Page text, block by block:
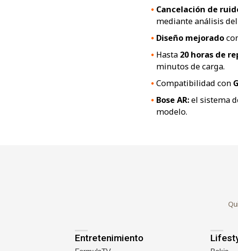
Cancelación de
mediante análisis
Diseño mejorado
Hasta 20 horas de
minutos de carga.
Compatibilidad con
Bose AR:el sistema
modelo.
Entretenimiento